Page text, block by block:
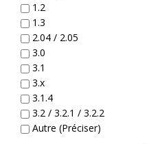
1.2
1.3
2.04 / 2.05
3.0
3.1
3.x
3.1.4
3.2 / 3.2.1 / 3.2.2
Autre (Préciser)